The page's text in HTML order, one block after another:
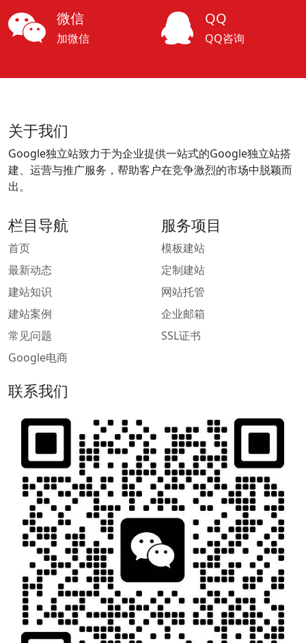
微信
加微信
QQ
QQ咨询
关于我们
Google独立站致力于为企业提供一站式的Google独立站搭
建、运营与推广服务，帮助客户在竞争激烈的市场中脱颖而
出。
栏目导航
首页
最新动态
建站知识
建站案例
常见问题
Google电商
服务项目
模板建站
定制建站
网站托管
企业邮箱
SSL证书
联系我们